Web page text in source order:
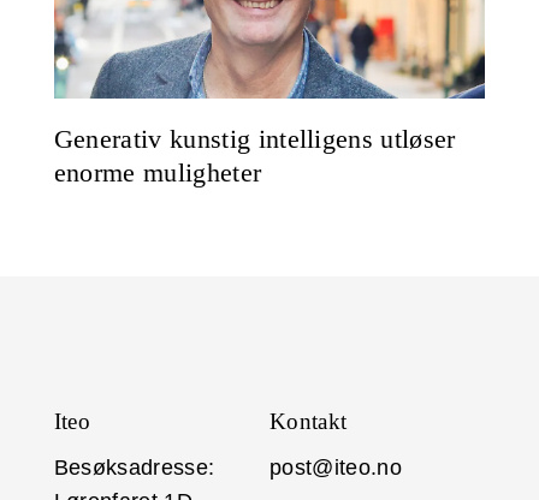
Generativ kunstig intelligens utløser
enorme muligheter
Iteo
Besøksadresse:
Kontakt
post@iteo.no